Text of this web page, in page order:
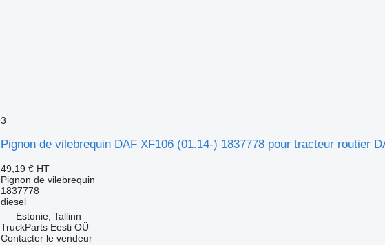
3
Pignon de vilebrequin DAF XF106 (01.14-) 1837778 pour tracteur routier
49,19 € HT
Pignon de vilebrequin
1837778
diesel
Estonie, Tallinn
TruckParts Eesti OÜ
Contacter le vendeur